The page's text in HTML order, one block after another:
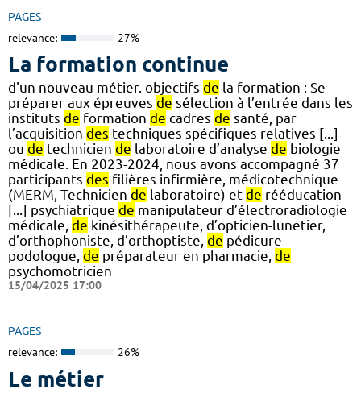
PAGES
relevance: 27%
La formation continue
d'un nouveau métier. objectifs de la formation : Se
préparer aux épreuves de sélection à l’entrée dans les
instituts de formation de cadres de santé, par
l’acquisition des techniques spécifiques relatives [...]
ou de technicien de laboratoire d’analyse de biologie
médicale. En 2023-2024, nous avons accompagné 37
participants des filières infirmière, médicotechnique
(MERM, Technicien de laboratoire) et de rééducation
[...] psychiatrique de manipulateur d’électroradiologie
médicale, de kinésithérapeute, d’opticien-lunetier,
d’orthophoniste, d’orthoptiste, de pédicure
podologue, de préparateur en pharmacie, de
psychomotricien
15/04/2025 17:00
PAGES
relevance: 26%
Le métier